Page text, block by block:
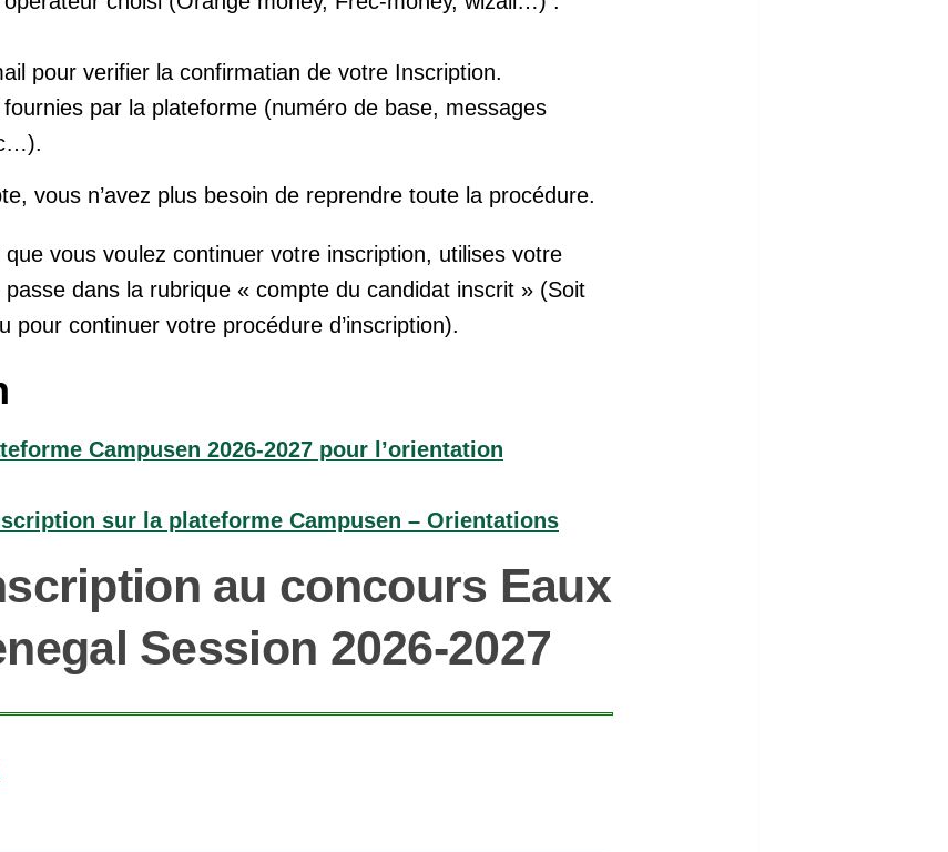
pour verifier la confirmatian de votre Inscription.
par la plateforme (numéro de base, messages
vous n’avez plus besoin de reprendre toute la procédure.
vous voulez continuer votre inscription, utilises votre
dans la rubrique « compte du candidat inscrit » (Soit
pour continuer votre procédure d’inscription).
Campusen 2026-2027 pour l’orientation
sur la plateforme Campusen – Orientations
au concours Eaux
Session 2026-2027